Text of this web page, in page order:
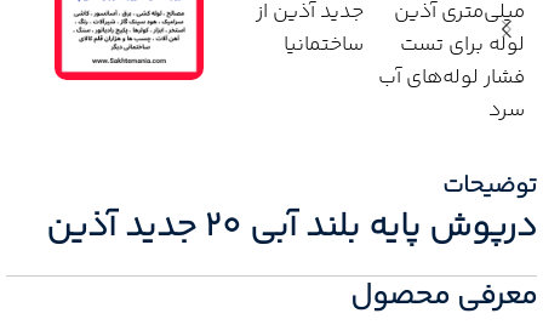
توضیحات
درپوش پایه بلند آبی 20 جدید آذین
معرفی محصول